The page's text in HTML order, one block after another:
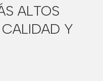
ALTOS
Y